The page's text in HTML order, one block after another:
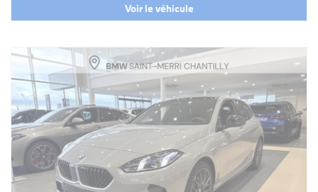
Voir le véhicule